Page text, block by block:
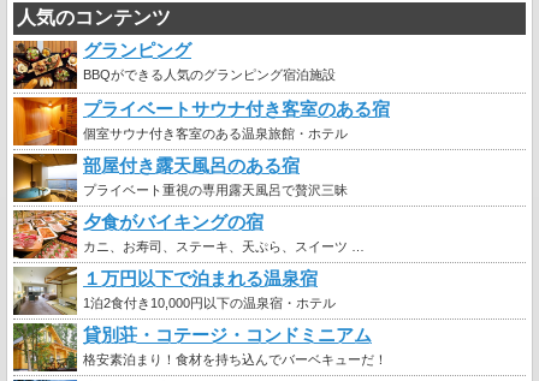
人気のコンテンツ
グランピング
BBQができる人気のグランピング宿泊施設
プライベートサウナ付き客室のある宿
個室サウナ付き客室のある温泉旅館・ホテル
部屋付き露天風呂のある宿
プライベート重視の専用露天風呂で贅沢三昧
夕食がバイキングの宿
カニ、お寿司、ステーキ、天ぷら、スイーツ …
１万円以下で泊まれる温泉宿
1泊2食付き10,000円以下の温泉宿・ホテル
貸別荘・コテージ・コンドミニアム
格安素泊まり！食材を持ち込んでバーベキューだ！